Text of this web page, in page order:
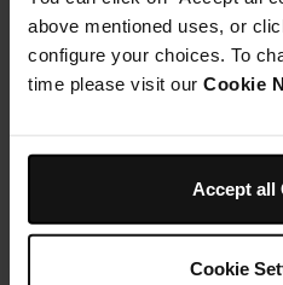
above mentioned uses, or
configure your choices. To
time please visit our Cookie
Accept all
Cookie
6 modes de cuisson (max
Synchronisation des
cuissons